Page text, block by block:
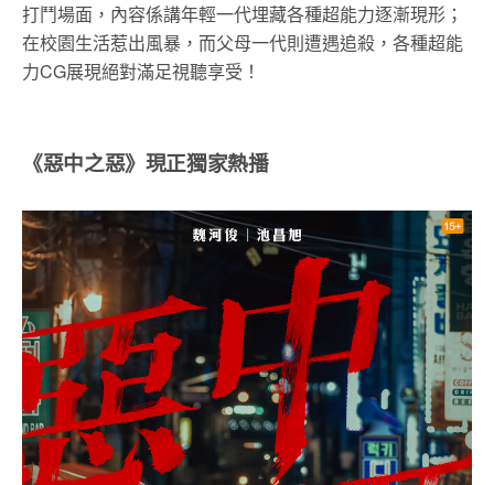
打鬥場面，內容係講年輕一代埋藏各種超能力逐漸現形；
在校園生活惹出風暴，而父母一代則遭遇追殺，各種超能
力CG展現絕對滿足視聽享受！
《惡中之惡》現正獨家熱播